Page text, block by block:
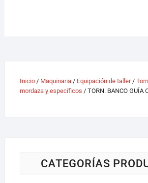
Inicio/ Maquinaria/ Equipación de taller/
mordaza y específicos / TORN. BANCO GUÍA
CATEGORÍAS